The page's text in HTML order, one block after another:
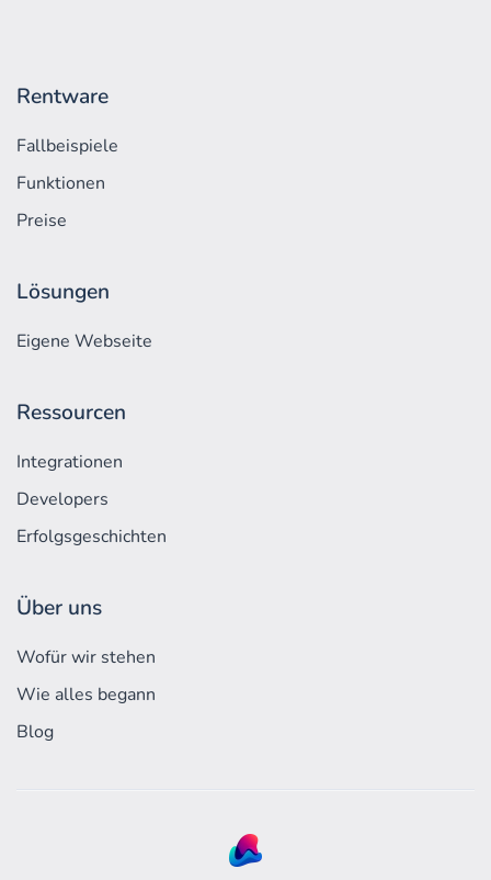
Rentware
Fallbeispiele
Funktionen
Preise
Lösungen
Eigene Webseite
Ressourcen
Integrationen
Developers
Erfolgs­geschichten
Über uns
Wofür wir stehen
Wie alles begann
Blog